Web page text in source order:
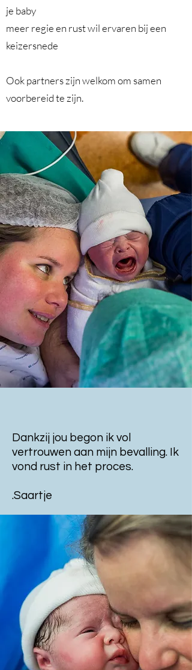
je baby
meer regie en rust wil ervaren bij een
keizersnede
Ook partners zijn welkom om samen
voorbereid te zijn.
Dankzij jou begon ik vol
vertrouwen aan mijn bevalling. Ik
vond rust in het proces.
.Saartje